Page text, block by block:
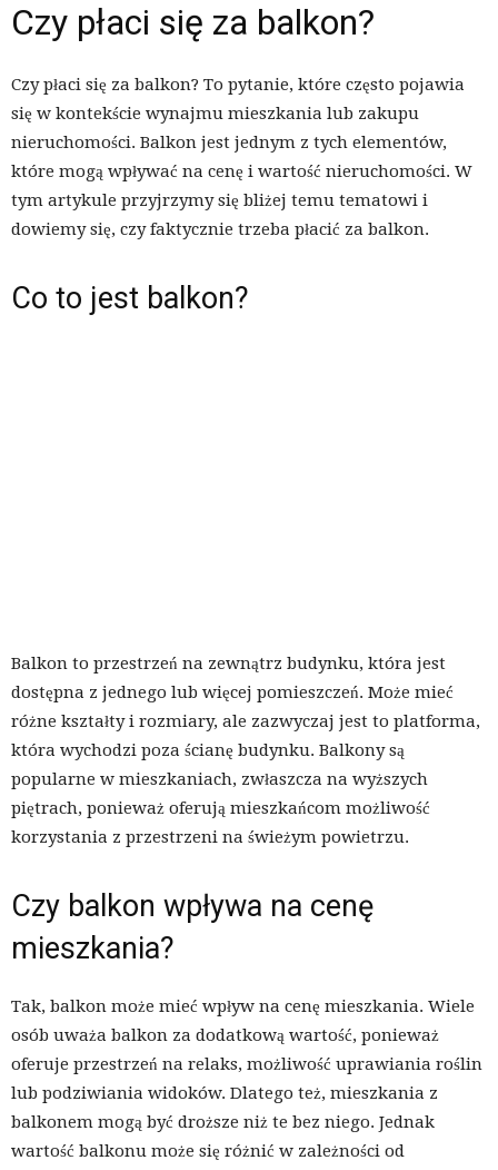
Czy płaci się za balkon?
Czy płaci się za balkon? To pytanie, które często pojawia
się w kontekście wynajmu mieszkania lub zakupu
nieruchomości. Balkon jest jednym z tych elementów,
które mogą wpływać na cenę i wartość nieruchomości. W
tym artykule przyjrzymy się bliżej temu tematowi i
dowiemy się, czy faktycznie trzeba płacić za balkon.
Co to jest balkon?
Balkon to przestrzeń na zewnątrz budynku, która jest
dostępna z jednego lub więcej pomieszczeń. Może mieć
różne kształty i rozmiary, ale zazwyczaj jest to platforma,
która wychodzi poza ścianę budynku. Balkony są
popularne w mieszkaniach, zwłaszcza na wyższych
piętrach, ponieważ oferują mieszkańcom możliwość
korzystania z przestrzeni na świeżym powietrzu.
Czy balkon wpływa na cenę
mieszkania?
Tak, balkon może mieć wpływ na cenę mieszkania. Wiele
osób uważa balkon za dodatkową wartość, ponieważ
oferuje przestrzeń na relaks, możliwość uprawiania roślin
lub podziwiania widoków. Dlatego też, mieszkania z
balkonem mogą być droższe niż te bez niego. Jednak
wartość balkonu może się różnić w zależności od